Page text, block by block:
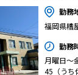
勤務
福岡県糟
勤務
月曜日～
45（うち